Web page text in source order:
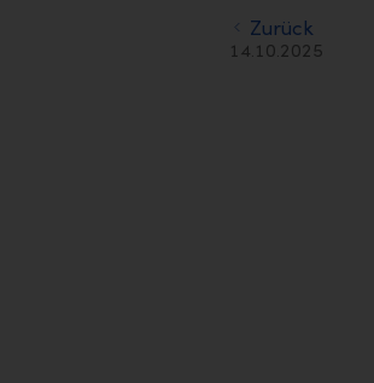
Zurück
14.10.2025